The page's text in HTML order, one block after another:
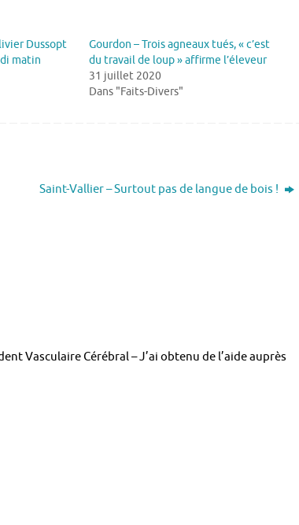
Dussopt
matin
Gourdon – Trois agneaux tués, « c’est
du travail de loup » affirme l’éleveur
31 juillet 2020
Dans "Faits-Divers"
Saint-Vallier – Surtout pas de langue de bois !
Vasculaire Cérébral – J’ai obtenu de l’aide auprès